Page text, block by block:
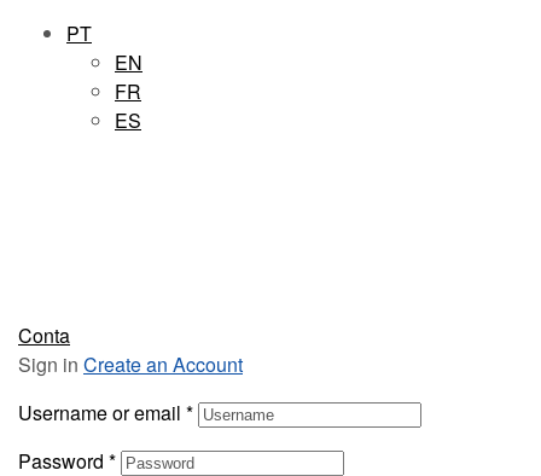
PT
EN
FR
ES
Conta
Sign in Create an Account
Username or email *
Password *